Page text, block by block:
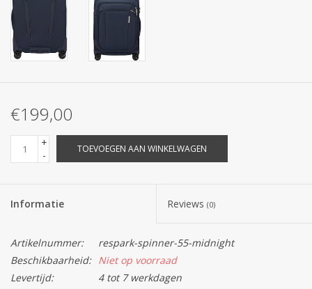
€199,00
+
-
TOEVOEGEN AAN WINKELWAGEN
Informatie Reviews (0)
Artikelnummer:
respark-spinner-55-midnight
Beschikbaarheid: Niet op voorraad
Levertijd:
4 tot 7 werkdagen